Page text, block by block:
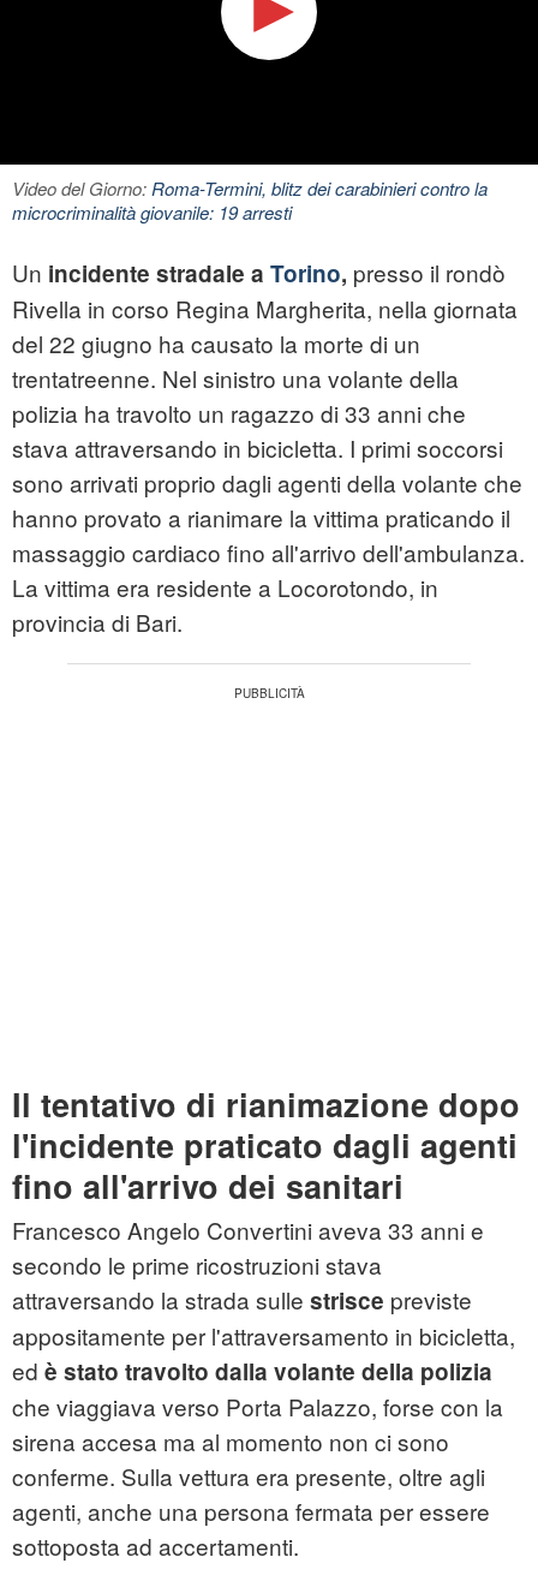
Video del Giorno:Roma-Termini, blitz dei carabinieri contro la
microcriminalità giovanile: 19 arresti
Un incidente stradale a Torino, presso il rondò
Rivella in corso Regina Margherita, nella giornata
del 22 giugno ha causato la morte di un
trentatreenne. Nel sinistro una volante della
polizia ha travolto un ragazzo di 33 anni che
stava attraversando in bicicletta. I primi soccorsi
sono arrivati proprio dagli agenti della volante che
hanno provato a rianimare la vittima praticando il
massaggio cardiaco fino all'arrivo dell'ambulanza.
La vittima era residente a Locorotondo, in
provincia di Bari.
Il tentativo di rianimazione dopo
l'incidente praticato dagli agenti
fino all'arrivo dei sanitari
Francesco Angelo Convertini aveva 33 anni e
secondo le prime ricostruzioni stava
attraversando la strada sulle strisce previste
appositamente per l'attraversamento in bicicletta,
ed è stato travolto dalla volante della polizia
che viaggiava verso Porta Palazzo, forse con la
sirena accesa ma al momento non ci sono
conferme. Sulla vettura era presente, oltre agli
agenti, anche una persona fermata per essere
sottoposta ad accertamenti.